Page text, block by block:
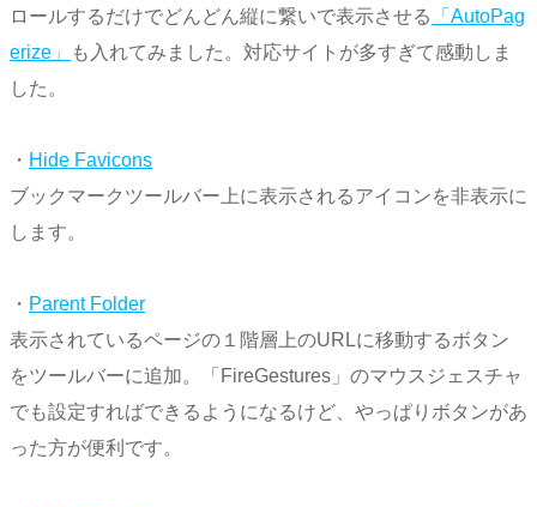
ロールするだけでどんどん縦に繋いで表示させる
「AutoPag
erize」
も入れてみました。対応サイトが多すぎて感動しま
した。
・ Hide Favicons
ブックマークツールバー上に表示されるアイコンを非表示に
します。
・ Parent Folder
表示されているページの１階層上のURLに移動するボタン
をツールバーに追加。「FireGestures」のマウスジェスチャ
でも設定すればできるようになるけど、やっぱりボタンがあ
った方が便利です。